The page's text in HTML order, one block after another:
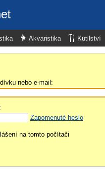
Akvaristika Kutilství
nebo e-mail:
Zapomenuté heslo
na tomto počítači